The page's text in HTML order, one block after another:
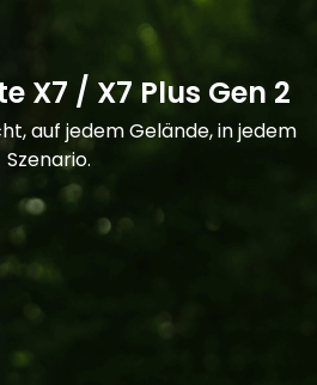
X7 / X7 Plus Gen 2
auf jedem Gelände, in jedem
Szenario.